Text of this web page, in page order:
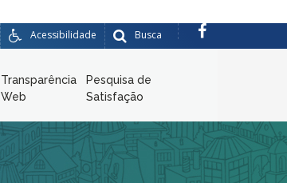
Busca
Acessibilidade
Transparência
Web
Pesquisa de
Satisfação